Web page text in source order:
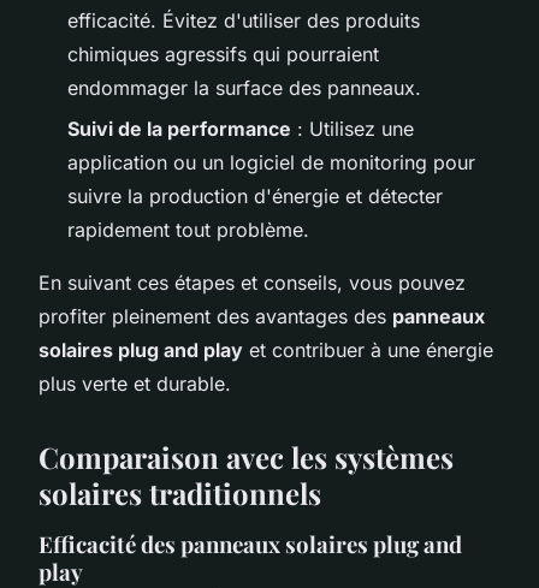
efficacité. Évitez d'utiliser des produits
chimiques agressifs qui pourraient
endommager la surface des panneaux.
Suivi de la performance : Utilisez une
application ou un logiciel de monitoring pour
suivre la production d'énergie et détecter
rapidement tout problème.
En suivant ces étapes et conseils, vous pouvez
profiter pleinement des avantages des panneaux
solaires plug and play et contribuer à une énergie
plus verte et durable.
Comparaison avec les systèmes
solaires traditionnels
Efficacité des panneaux solaires plug and
play